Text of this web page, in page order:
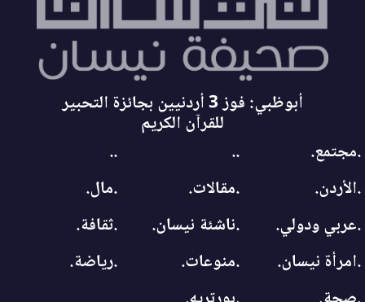
أبوظبي: فوز 3 أردنيين بجائزة التحبير
للقرآن الكريم
.مجتمع.
..
..
.الأردن.
.مقالات.
.مال.
.عربي ودولي.
.ناشئة نيسان.
.ثقافة.
.امرأة نيسان.
.منوعات.
.رياضة.